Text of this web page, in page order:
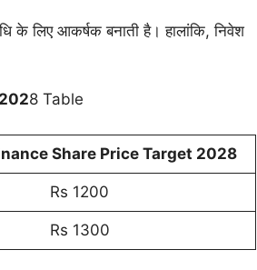
लिए आकर्षक बनाती है। हालांकि, निवेश
8 Table
Share Price Target 2028
Rs 1200
Rs 1300